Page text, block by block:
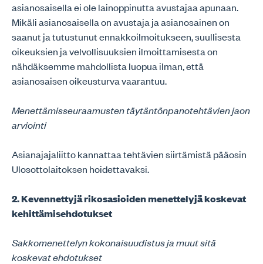
asianosaisella ei ole lainoppinutta avustajaa apunaan.
Mikäli asianosaisella on avustaja ja asianosainen on
saanut ja tutustunut ennakkoilmoitukseen, suullisesta
oikeuksien ja velvollisuuksien ilmoittamisesta on
nähdäksemme mahdollista luopua ilman, että
asianosaisen oikeusturva vaarantuu.
Menettämisseuraamusten täytäntönpanotehtävien jaon
arviointi
Asianajajaliitto kannattaa tehtävien siirtämistä pääosin
Ulosottolaitoksen hoidettavaksi.
2. Kevennettyjä rikosasioiden menettelyjä koskevat
kehittämisehdotukset
Sakkomenettelyn kokonaisuudistus ja muut sitä
koskevat ehdotukset